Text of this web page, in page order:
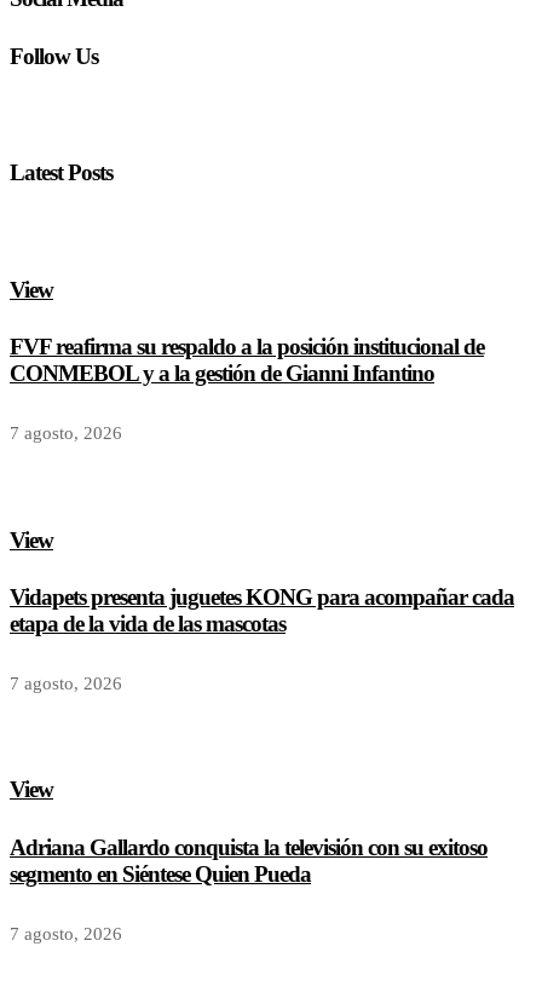
Follow Us
Latest Posts
View
FVF reafirma su respaldo a la posición institucional de
CONMEBOL y a la gestión de Gianni Infantino
7 agosto, 2026
View
Vidapets presenta juguetes KONG para acompañar cada
etapa de la vida de las mascotas
7 agosto, 2026
View
Adriana Gallardo conquista la televisión con su exitoso
segmento en Siéntese Quien Pueda
7 agosto, 2026